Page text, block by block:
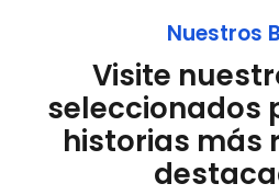
Nuestros
Visite
seleccionados
historias más